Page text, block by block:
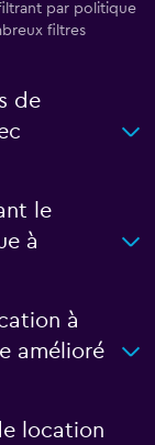
par politique
filtres
de
le
à
à
amélioré
location